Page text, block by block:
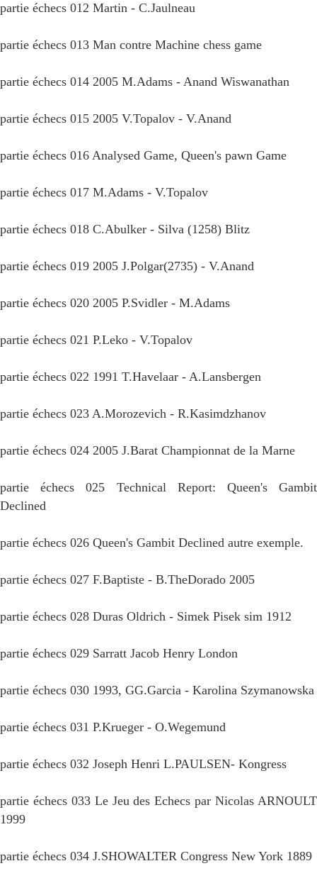
partie échecs 012 Martin - C.Jaulneau
partie échecs 013 Man contre Machine chess game
partie échecs 014 2005 M.Adams - Anand Wiswanathan
partie échecs 015 2005 V.Topalov - V.Anand
partie échecs 016 Analysed Game, Queen's pawn Game
partie échecs 017 M.Adams - V.Topalov
partie échecs 018 C.Abulker - Silva (1258) Blitz
partie échecs 019 2005 J.Polgar(2735) - V.Anand
partie échecs 020 2005 P.Svidler - M.Adams
partie échecs 021 P.Leko - V.Topalov
partie échecs 022 1991 T.Havelaar - A.Lansbergen
partie échecs 023 A.Morozevich - R.Kasimdzhanov
partie échecs 024 2005 J.Barat Championnat de la Marne
partie échecs 025 Technical Report: Queen's Gambit
Declined
partie échecs 026 Queen's Gambit Declined autre exemple.
partie échecs 027 F.Baptiste - B.TheDorado 2005
partie échecs 028 Duras Oldrich - Simek Pisek sim 1912
partie échecs 029 Sarratt Jacob Henry London
partie échecs 030 1993, GG.Garcia - Karolina Szymanowska
partie échecs 031 P.Krueger - O.Wegemund
partie échecs 032 Joseph Henri L.PAULSEN- Kongress
partie échecs 033 Le Jeu des Echecs par Nicolas ARNOULT
1999
partie échecs 034 J.SHOWALTER Congress New York 1889